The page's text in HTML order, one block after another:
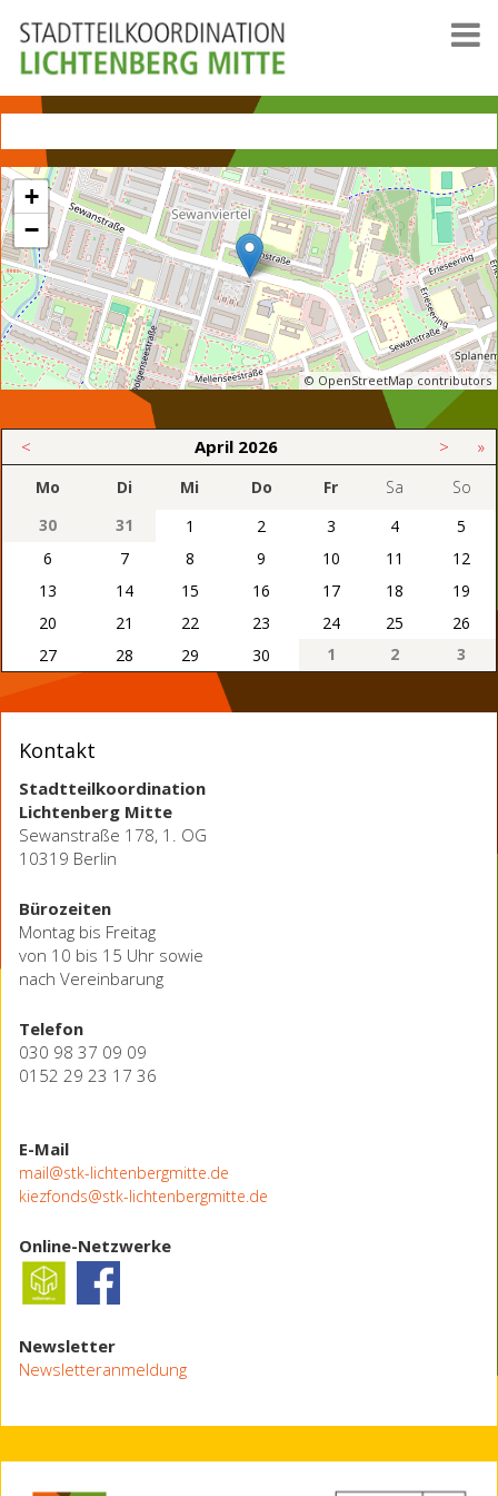
+
−
© OpenStreetMap contributors
< April 2026 > »
Mo Di Mi Do Fr Sa
So
30
31 1 2 3 4
5
6
7 8 9 10 11
12
13
14 15 16 17 18
19
20
21 22 23 24 25
26
27
28 29 30 1 2 3
Kontakt
Stadtteilkoordination
Lichtenberg Mitte
Sewanstraße 178, 1. OG
10319 Berlin
Bürozeiten
Montag bis Freitag
von 10 bis 15 Uhr sowie
nach Vereinbarung
Telefon
030 98 37 09 09
0152 29 23 17 36
E-Mail
mail@stk-lichtenbergmitte.de
kiezfonds@stk-lichtenbergmitte.de
Online-Netzwerke
Newsletter
Newsletteranmeldung